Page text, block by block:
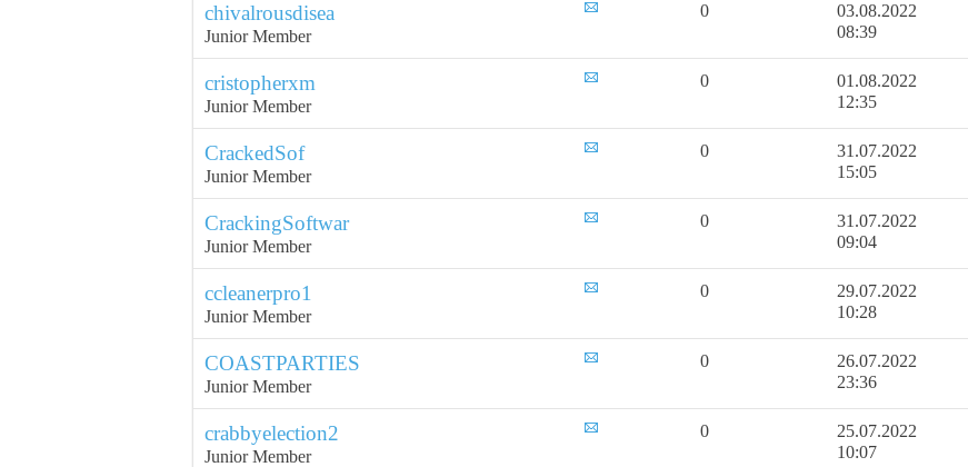
chivalrousdisea
Junior Member
0
03.08.2022
08:39
cristopherxm
Junior Member
0
01.08.2022
12:35
CrackedSof
Junior Member
0
31.07.2022
15:05
CrackingSoftwar
Junior Member
0
31.07.2022
09:04
ccleanerpro1
Junior Member
0
29.07.2022
10:28
COASTPARTIES
Junior Member
0
26.07.2022
23:36
crabbyelection2
Junior Member
0
25.07.2022
10:07